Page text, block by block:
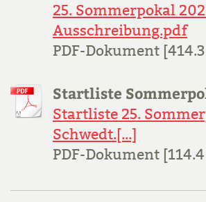
25. Sommerpokal
Ausschreibung.pdf
PDF-Dokument
Startliste
Startliste 25.
Schwedt.[...]
PDF-Dokument